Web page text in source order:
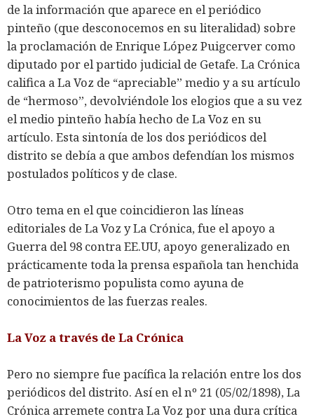
de la información que aparece en el periódico
pinteño (que desconocemos en su literalidad) sobre
la proclamación de Enrique López Puigcerver como
diputado por el partido judicial de Getafe. La Crónica
califica a La Voz de “apreciable” medio y a su artículo
de “hermoso”, devolviéndole los elogios que a su vez
el medio pinteño había hecho de La Voz en su
artículo. Esta sintonía de los dos periódicos del
distrito se debía a que ambos defendían los mismos
postulados políticos y de clase.
Otro tema en el que coincidieron las líneas
editoriales de La Voz y La Crónica, fue el apoyo a
Guerra del 98 contra EE.UU, apoyo generalizado en
prácticamente toda la prensa española tan henchida
de patrioterismo populista como ayuna de
conocimientos de las fuerzas reales.
La Voz a través de La Crónica
Pero no siempre fue pacífica la relación entre los dos
periódicos del distrito. Así en el nº 21 (05/02/1898), La
Crónica arremete contra La Voz por una dura crítica